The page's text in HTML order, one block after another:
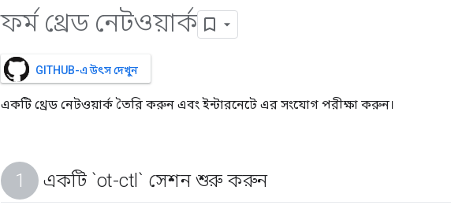
ফর্ম থ্রেড নেটওয়ার্ক
GITHUB-এ উৎস দেখুন
একটি থ্রেড নেটওয়ার্ক তৈরি করুন এবং ইন্টারনেটে এর সংযোগ পরীক্ষা করুন।
একটি `ot-ctl` সেশন শুরু করুন